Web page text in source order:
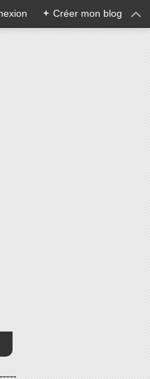
+ Créer mon blog